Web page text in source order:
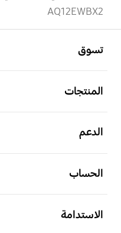
AQ12EWBX2
تسوق
المنتجات
الدعم
الحساب
الاستدامة